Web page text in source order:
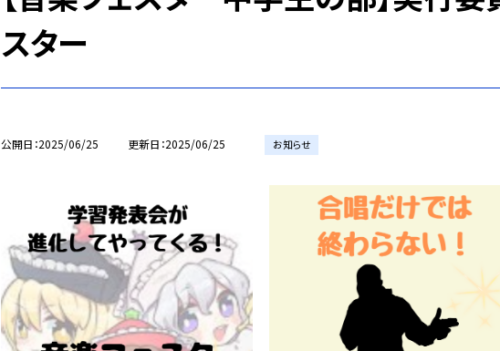
スター
公開日 2025/06/25 更新日 2025/06/25 お知らせ